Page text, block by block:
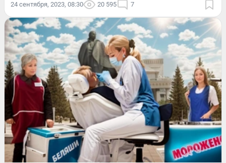
24 сентября, 2023, 08:30 20 595 7